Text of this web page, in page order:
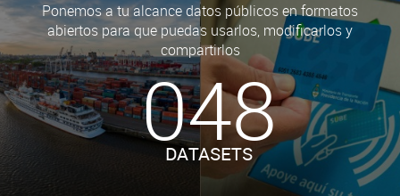
Ponemos a tu alcance datos públicos en formatos
abiertos para que puedas usarlos, modificarlos y
compartirlos
048
DATASETS